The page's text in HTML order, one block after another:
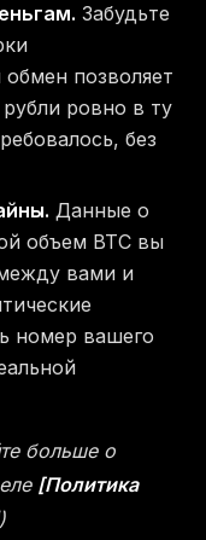
Забудьте
позволяет
ровно в ту
без
Данные о
объем BTC вы
вами и
номер вашего
больше о
[Политика
)